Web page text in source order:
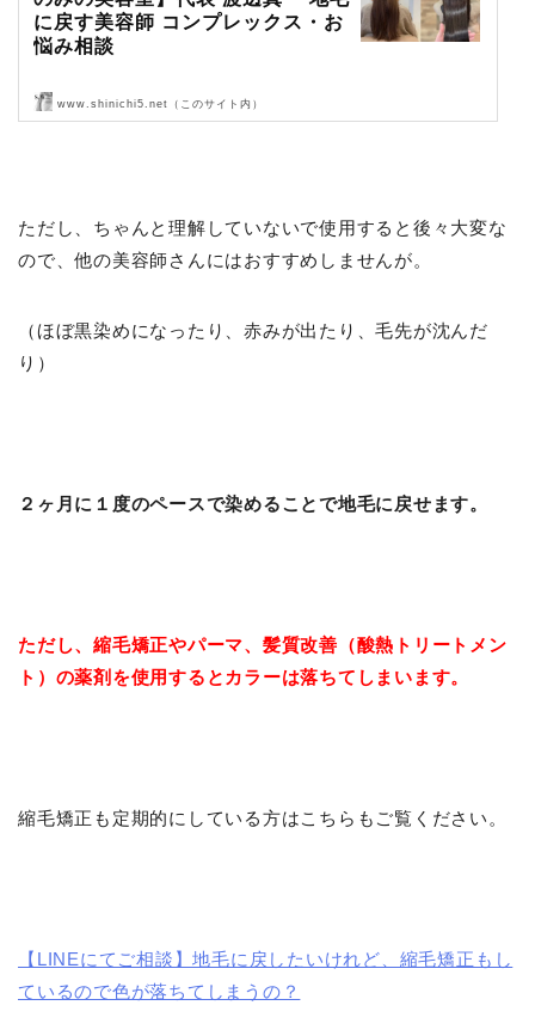
に戻す美容師 コンプレックス・お
悩み相談
Liss 恵比寿【フリーランス美容師のみの美容室】代表 渡辺真一 地毛
www.shinichi5.net（このサイト内）
ただし、ちゃんと理解していないで使用すると後々大変な
ので、他の美容師さんにはおすすめしませんが。
（ほぼ黒染めになったり、赤みが出たり、毛先が沈んだ
り）
２ヶ月に１度のペースで染めることで地毛に戻せます。
ただし、縮毛矯正やパーマ、髪質改善（酸熱トリートメン
ト）の薬剤を使用するとカラーは落ちてしまいます。
縮毛矯正も定期的にしている方はこちらもご覧ください。
【LINEにてご相談】地毛に戻したいけれど、縮毛矯正もし
ているので色が落ちてしまうの？